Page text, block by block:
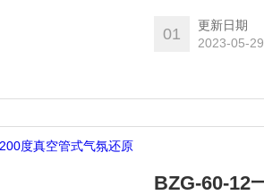
01
更新日期
2023-05-29
BZG-60-12